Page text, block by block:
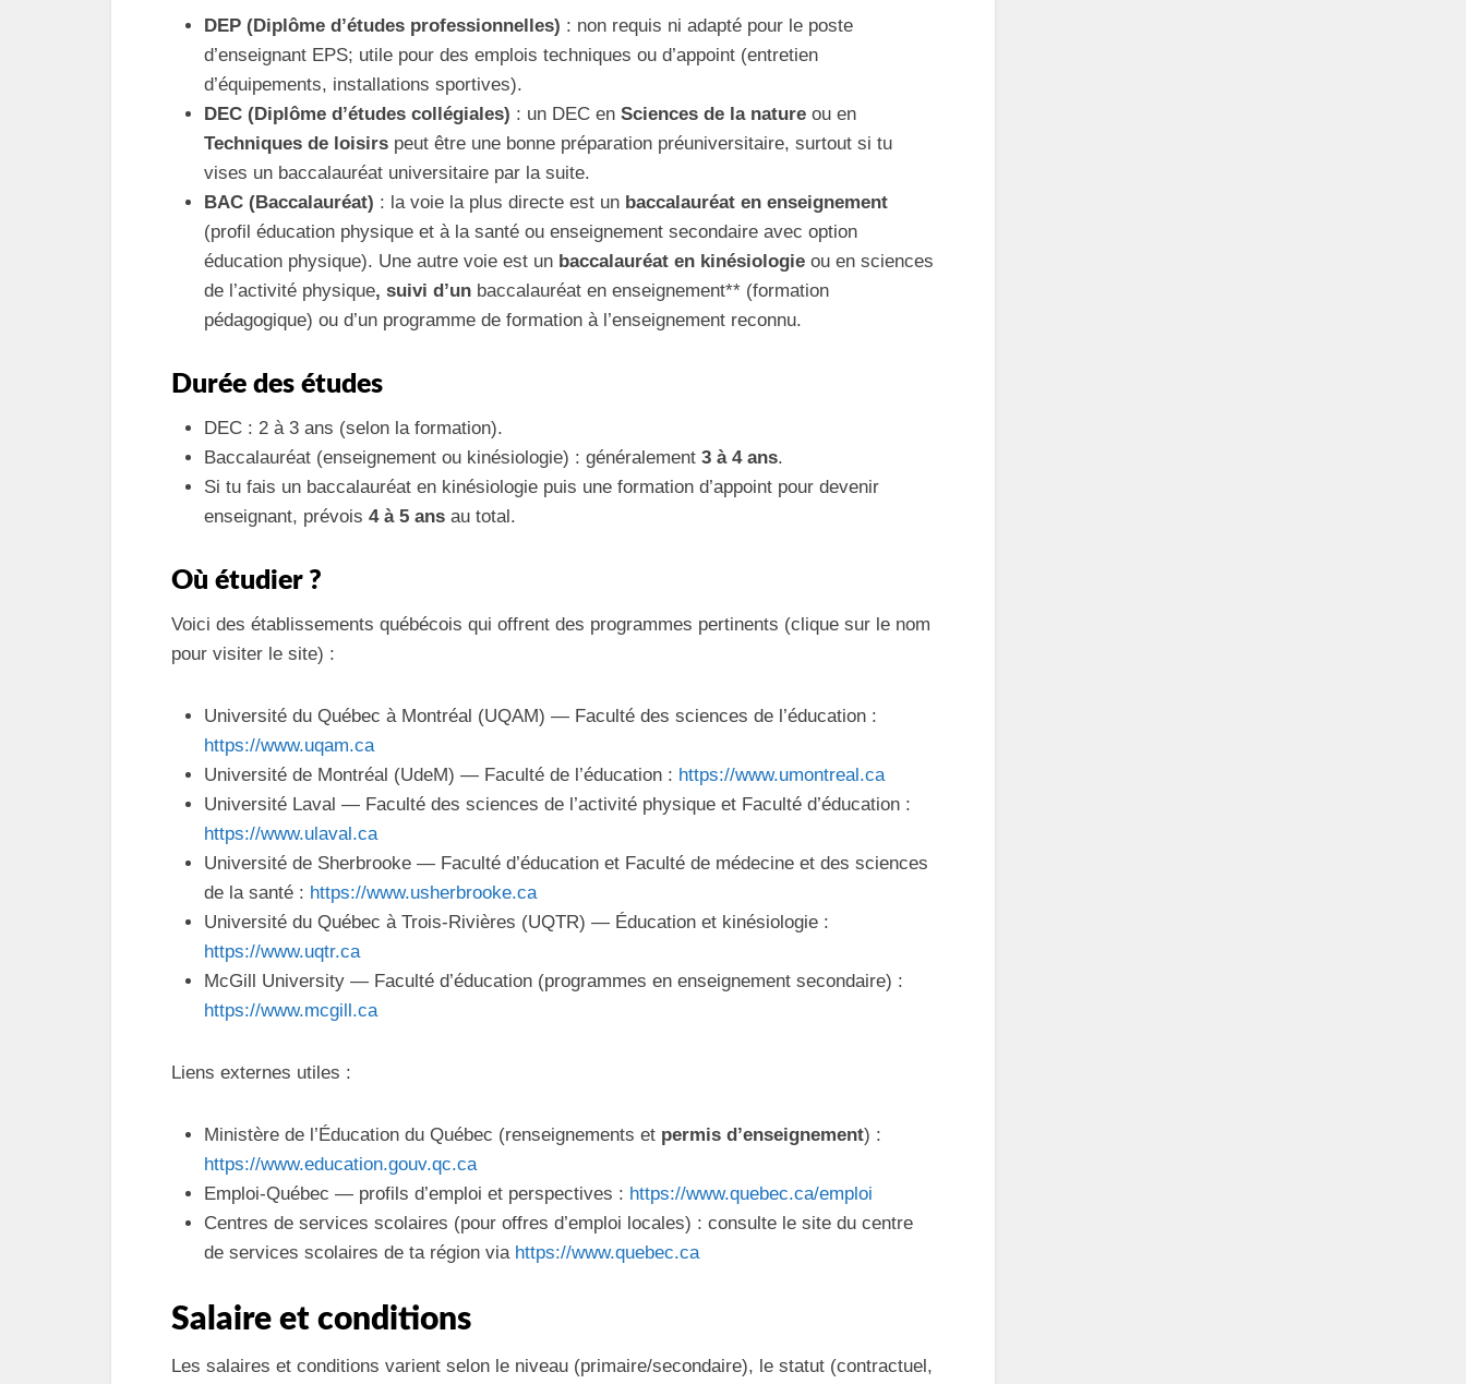
DEP (Diplôme d’études professionnelles) : non requis ni adapté pour le poste
d’enseignant EPS; utile pour des emplois techniques ou d’appoint (entretien
d’équipements, installations sportives).
DEC (Diplôme d’études collégiales) : un DEC en Sciences de la nature ou en
Techniques de loisirs peut être une bonne préparation préuniversitaire, surtout si tu
vises un baccalauréat universitaire par la suite.
BAC (Baccalauréat) : la voie la plus directe est un baccalauréat en enseignement
(profil éducation physique et à la santé ou enseignement secondaire avec option
éducation physique). Une autre voie est un baccalauréat en kinésiologie ou en sciences
de l’activité physique, suivi d’un baccalauréat en enseignement** (formation
pédagogique) ou d’un programme de formation à l’enseignement reconnu.
Durée des études
DEC : 2 à 3 ans (selon la formation).
Baccalauréat (enseignement ou kinésiologie) : généralement 3 à 4 ans.
Si tu fais un baccalauréat en kinésiologie puis une formation d’appoint pour devenir
enseignant, prévois 4 à 5 ans au total.
Où étudier ?
Voici des établissements québécois qui offrent des programmes pertinents (clique sur le nom
pour visiter le site) :
Université du Québec à Montréal (UQAM) — Faculté des sciences de l’éducation :
https://www.uqam.ca
Université de Montréal (UdeM) — Faculté de l’éducation : https://www.umontreal.ca
Université Laval — Faculté des sciences de l’activité physique et Faculté d’éducation :
https://www.ulaval.ca
Université de Sherbrooke — Faculté d’éducation et Faculté de médecine et des sciences
de la santé : https://www.usherbrooke.ca
Université du Québec à Trois-Rivières (UQTR) — Éducation et kinésiologie :
https://www.uqtr.ca
McGill University — Faculté d’éducation (programmes en enseignement secondaire) :
https://www.mcgill.ca
Liens externes utiles :
Ministère de l’Éducation du Québec (renseignements et permis d’enseignement) :
https://www.education.gouv.qc.ca
Emploi-Québec — profils d’emploi et perspectives : https://www.quebec.ca/emploi
Centres de services scolaires (pour offres d’emploi locales) : consulte le site du centre
de services scolaires de ta région via https://www.quebec.ca
Salaire et conditions
Les salaires et conditions varient selon le niveau (primaire/secondaire), le statut (contractuel,